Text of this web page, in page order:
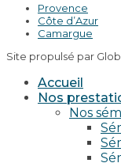
Provence
Côte d’Azur
Camargue
Site propulsé par
Accueil
Nos
Nos